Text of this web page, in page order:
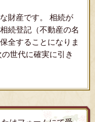
財産です。 相続が
相続登記（不動産の名
全することになりま
世代に確実に引き